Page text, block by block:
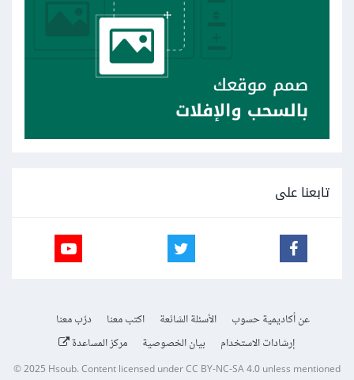
تابعنا على
عن أكاديمية حسوب الأسئلة الشائعة اكتب معنا
درّب معنا
إرشادات الاستخدام
بيان الخصوصية مركز المساعدة
© 2025Hsoub.Content licensed underCC BY-NC-SA 4.0unless mentioned